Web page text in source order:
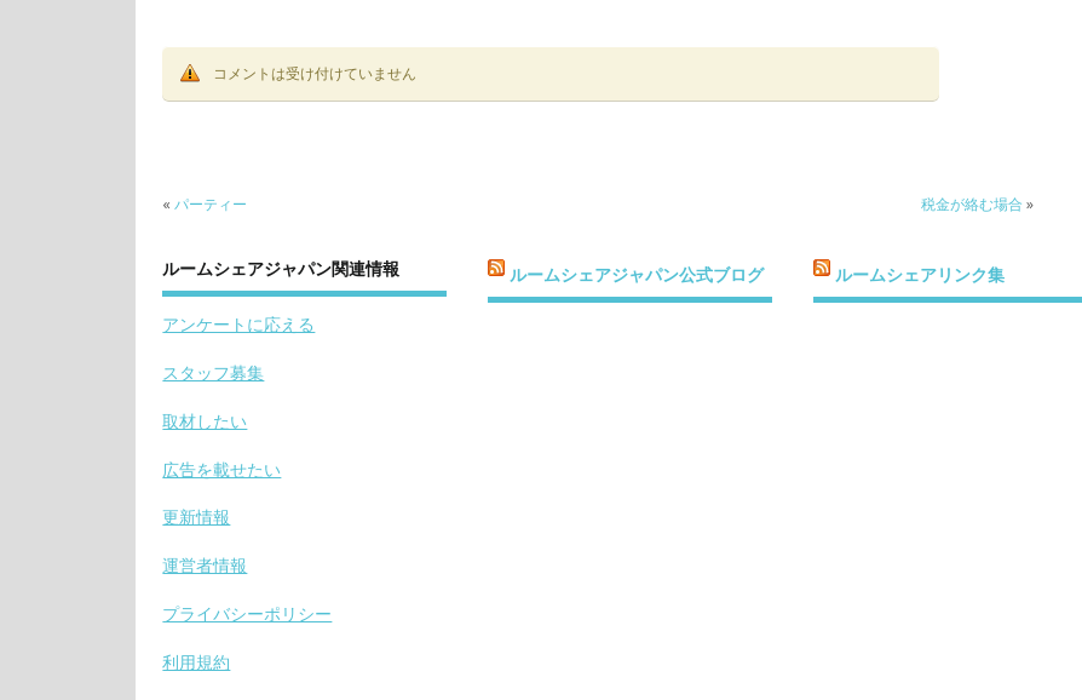
コメントは受け付けていません
«パーティー 税金が絡む場合 »
ルームシェアジャパン関連情報
アンケートに応える
スタッフ募集
取材したい
広告を載せたい
更新情報
運営者情報
プライバシーポリシー
利用規約
ルームシェアジャパン公式ブログ ルームシェアリンク集